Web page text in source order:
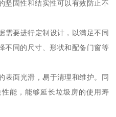
坚固性和结实性可以有效防止不
需要进行定制设计，以满足不同
不同的尺寸、形状和配备门窗等
表面光滑，易于清理和维护。同
能，能够延长垃圾房的使用寿